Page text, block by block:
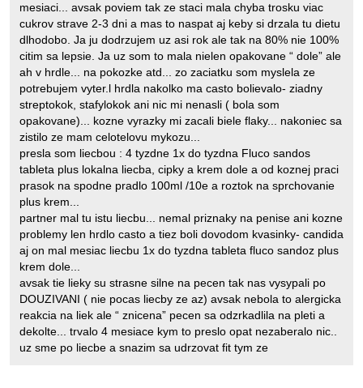
mesiaci... avsak poviem tak ze staci mala chyba trosku viac
cukrov strave 2-3 dni a mas to naspat aj keby si drzala tu dietu
dlhodobo. Ja ju dodrzujem uz asi rok ale tak na 80% nie 100%
citim sa lepsie. Ja uz som to mala nielen opakovane “ dole” ale
ah v hrdle... na pokozke atd... zo zaciatku som myslela ze
potrebujem vyter.l hrdla nakolko ma casto bolievalo- ziadny
streptokok, stafylokok ani nic mi nenasli ( bola som
opakovane)... kozne vyrazky mi zacali biele flaky... nakoniec sa
zistilo ze mam celotelovu mykozu...
presla som liecbou : 4 tyzdne 1x do tyzdna Fluco sandos
tableta plus lokalna liecba, cipky a krem dole a od koznej praci
prasok na spodne pradlo 100ml /10e a roztok na sprchovanie
plus krem...
partner mal tu istu liecbu... nemal priznaky na penise ani kozne
problemy len hrdlo casto a tiez boli dovodom kvasinky- candida
aj on mal mesiac liecbu 1x do tyzdna tableta fluco sandoz plus
krem dole...
avsak tie lieky su strasne silne na pecen tak nas vysypali po
DOUZIVANI ( nie pocas liecby ze az) avsak nebola to alergicka
reakcia na liek ale “ znicena” pecen sa odzrkadlila na pleti a
dekolte... trvalo 4 mesiace kym to preslo opat nezaberalo nic..
uz sme po liecbe a snazim sa udrzovat fit tym ze